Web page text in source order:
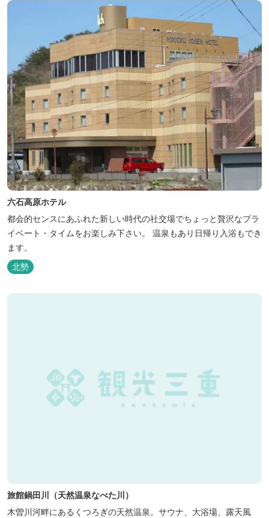
六石高原ホテル
都会的センスにあふれた新しい時代の社交場でちょっと贅沢なプラ
イベート・タイムをお楽しみ下さい。 温泉もあり日帰り入浴もでき
ます。
北勢
旅館鍋田川（天然温泉なべた川）
木曽川河畔にあるくつろぎの天然温泉。サウナ、大浴場、露天風